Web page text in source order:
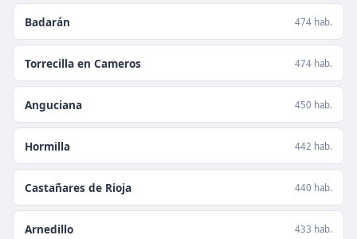
Badarán 474 hab.
Torrecilla en Cameros 474 hab.
Anguciana 450 hab.
Hormilla 442 hab.
Castañares de Rioja 440 hab.
Arnedillo 433 hab.